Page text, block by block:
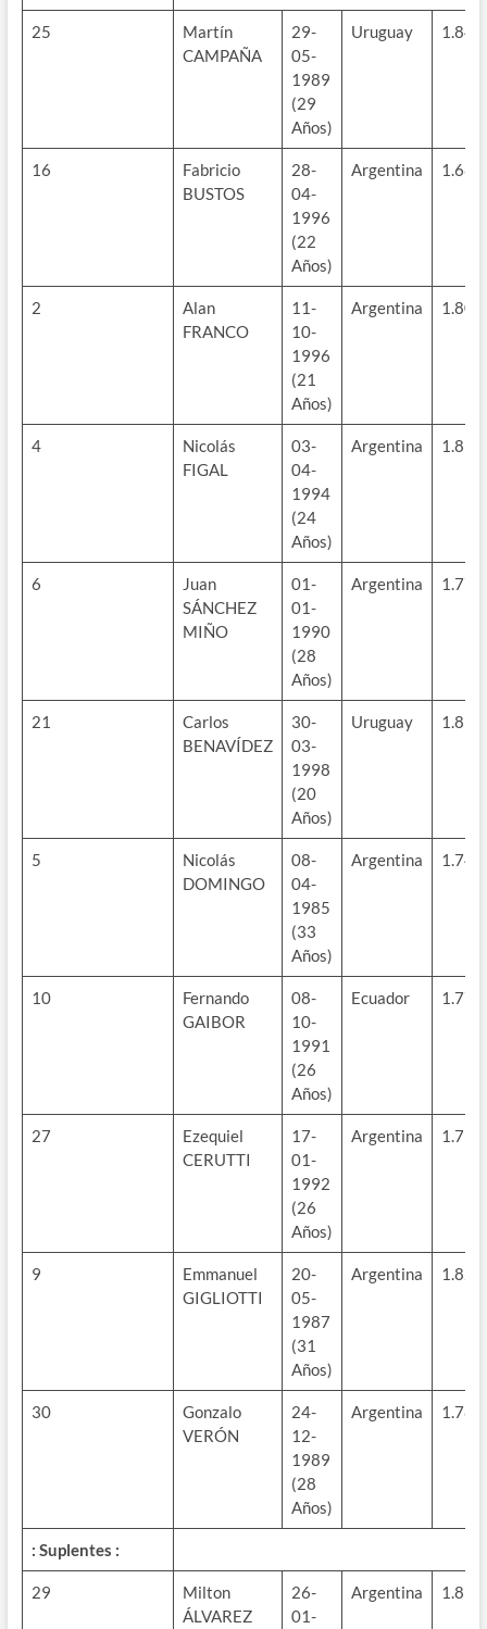
25
Martín
CAMPAÑA
29-
05-
1989
(29
Años)
Uruguay 1.84m
16
Fabricio
BUSTOS
28-
04-
1996
(22
Años)
Argentina 1.68m
2
Alan
FRANCO
11-
10-
1996
(21
Años)
Argentina 1.80m
4
Nicolás
FIGAL
03-
04-
1994
(24
Años)
Argentina 1.83m
6
Juan
SÁNCHEZ
MIÑO
01-
01-
1990
(28
Años)
Argentina 1.77m
21
Carlos
BENAVÍDEZ
30-
03-
1998
(20
Años)
Uruguay 1.85m
5
Nicolás
DOMINGO
08-
04-
1985
(33
Años)
Argentina 1.74m
10
Fernando
GAIBOR
08-
10-
1991
(26
Años)
Ecuador 1.77m
27
Ezequiel
CERUTTI
17-
01-
1992
(26
Años)
Argentina 1.79m
9
Emmanuel
GIGLIOTTI
20-
05-
1987
(31
Años)
Argentina 1.82m
30
Gonzalo
VERÓN
24-
12-
1989
(28
Años)
Argentina 1.78m
: Suplentes :
29
Milton
ÁLVAREZ
26-
01-
Argentina 1.85m